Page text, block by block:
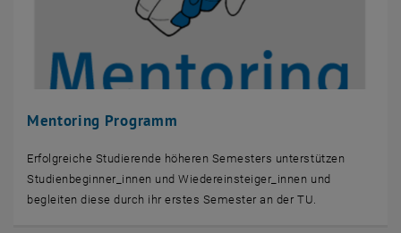
Mentoring Programm
Erfolgreiche Studierende höheren Semesters unterstützen
Studienbeginner_innen und Wiedereinsteiger_innen und
begleiten diese durch ihr erstes Semester an der TU.